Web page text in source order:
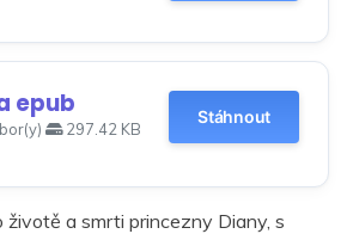
epub
297.42 KB
Stáhnout
životě a smrti princezny Diany, s